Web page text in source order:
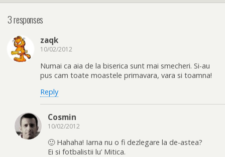
3 responses
zaqk
10/02/2012
Numai ca aia de la biserica sunt mai smecheri. Si-au
pus cam toate moastele primavara, vara si toamna!
Reply
Cosmin
10/02/2012
🙂 Hahaha! Iarna nu o fi dezlegare la de-astea?
Ei si fotbalistii lu’ Mitica.